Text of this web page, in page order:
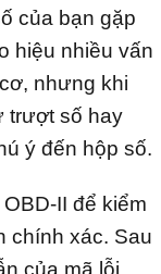
của bạn gặp
hiệu nhiều vấn
nhưng khi
trượt số hay
ý đến hộp số.
II để kiểm
chính xác. Sau
của mã lỗi.